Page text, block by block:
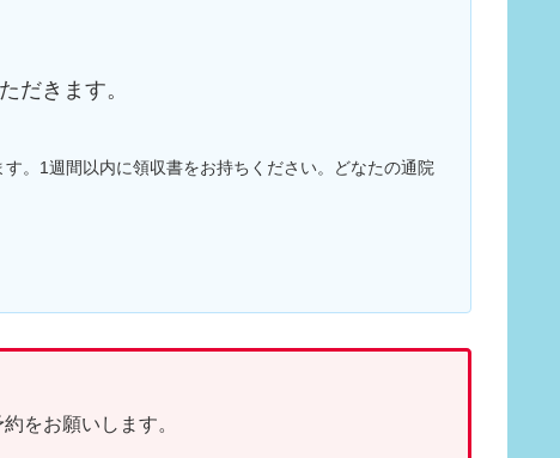
だきます。
。1週間以内に領収書をお持ちください。どなたの通院
をお願いします。